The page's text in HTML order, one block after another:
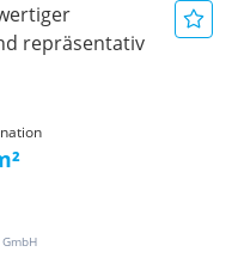
repräsentativ